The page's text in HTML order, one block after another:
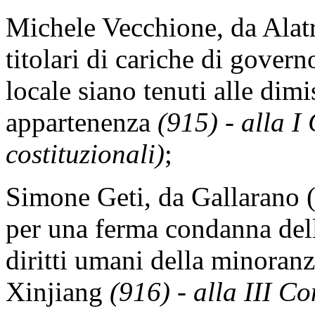
Michele Vecchione, da
titolari di cariche di
locale siano tenuti alle
appartenenza (915) - alla I
costituzionali);
Simone Geti, da
per una ferma condanna
diritti umani della
Xinjiang (916) - alla III